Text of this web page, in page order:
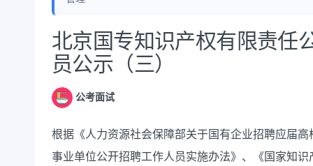
公告正文
北京国专知识产权有限责任
员公示（三）
公考面试
根据《人力资源社会保障部关于国有企业招聘应届
事业单位公开招聘工作人员实施办法》、《国家知